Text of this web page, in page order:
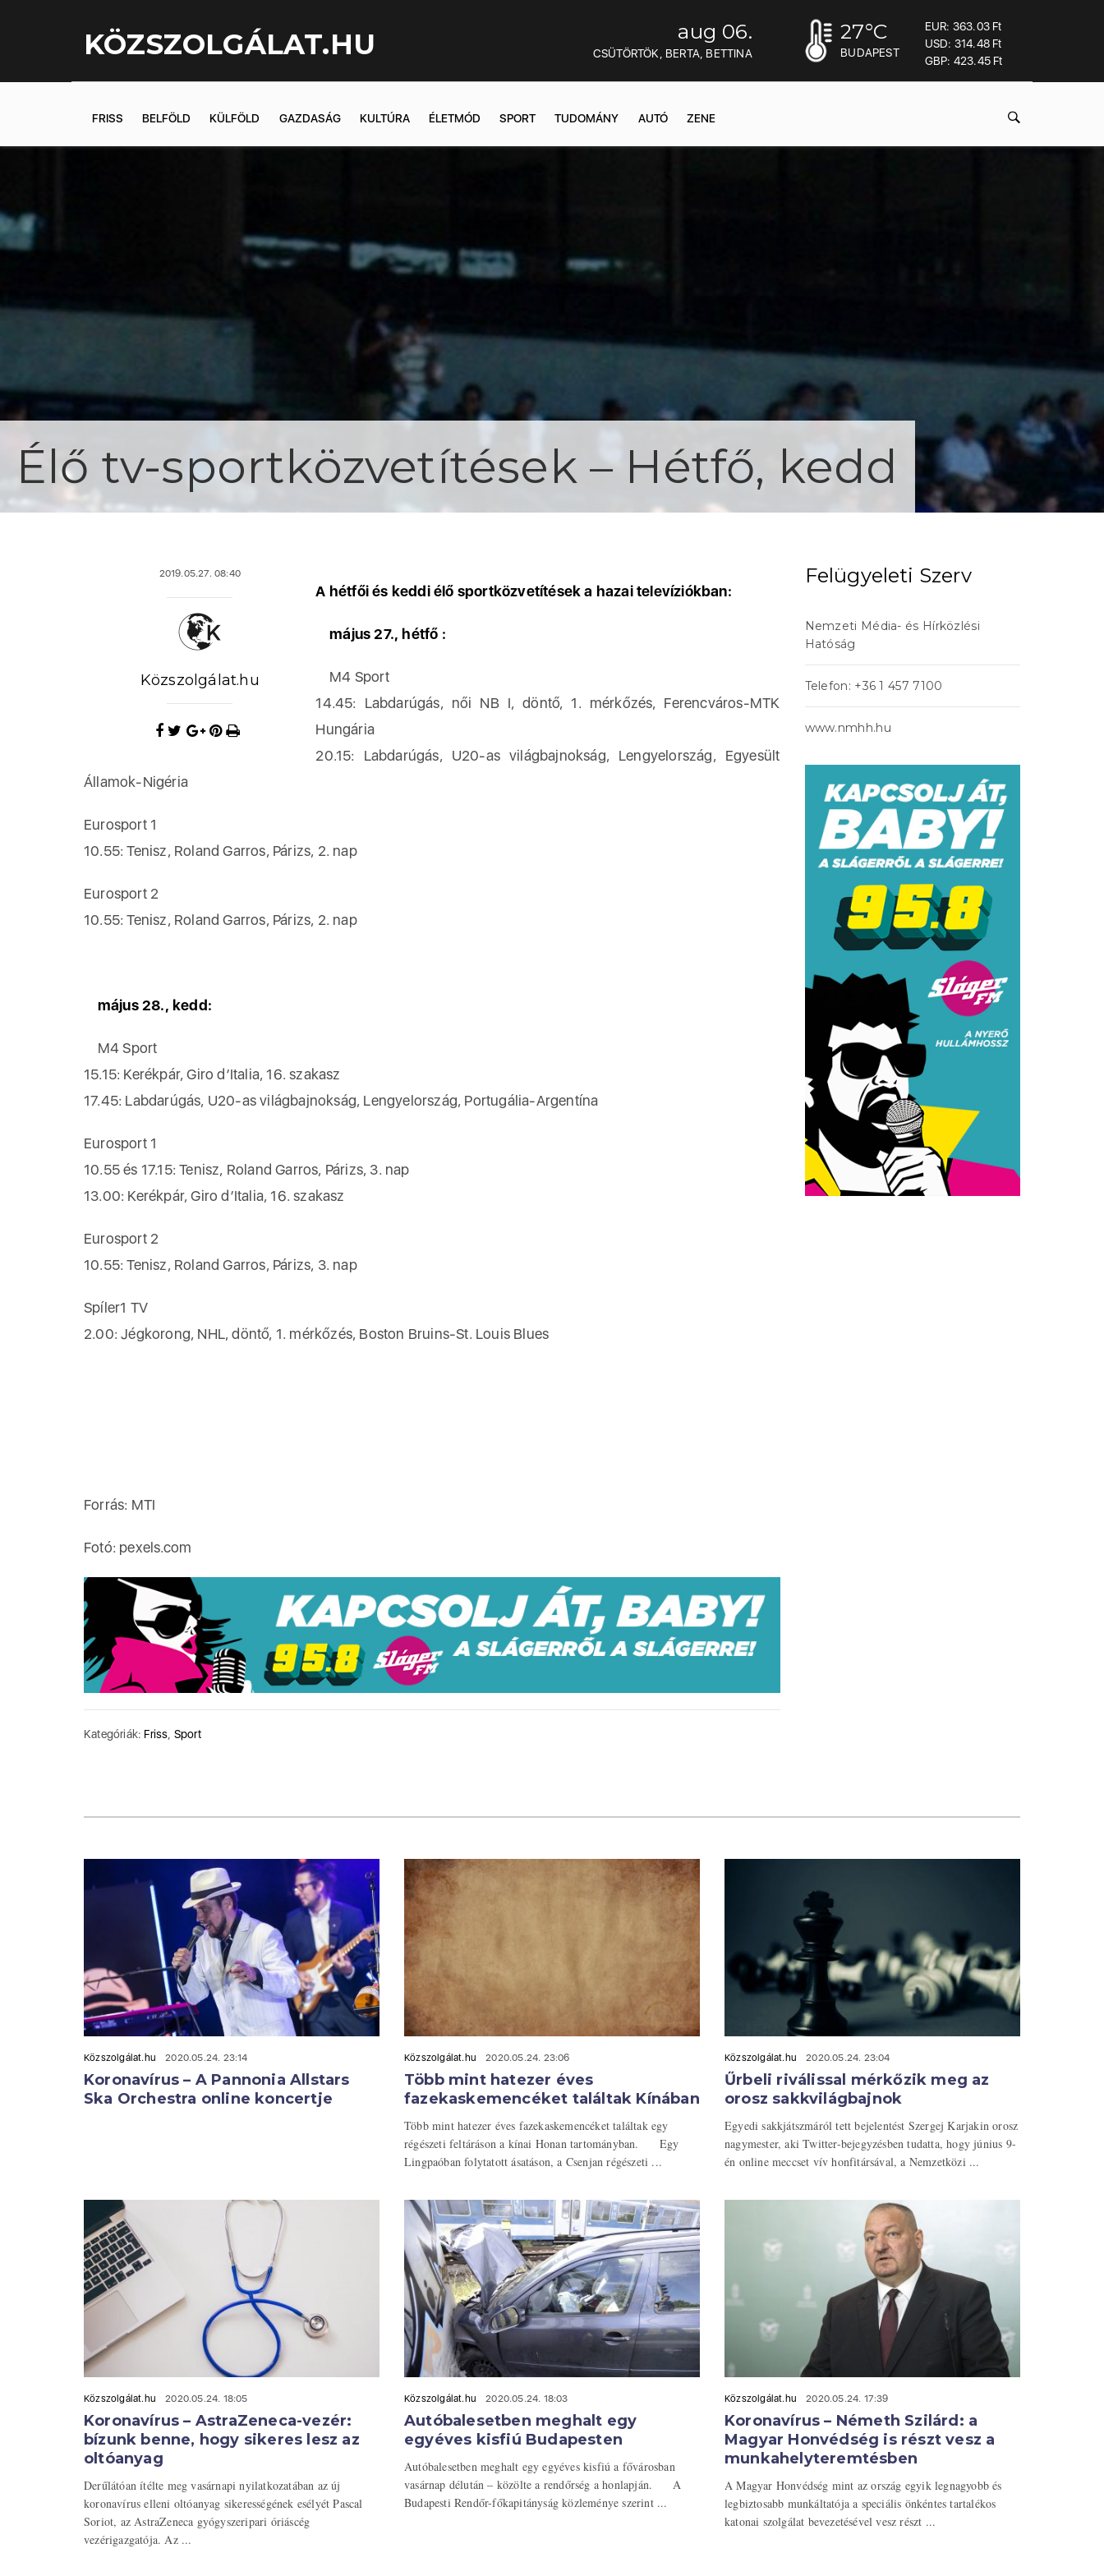
KÖZSZOLGÁLAT.HU aug 06.
CSÜTÖRTÖK, BERTA, BETTINA
27°C
BUDAPEST
EUR: 363.03 Ft
USD: 314.48 Ft
GBP: 423.45 Ft
FRISS BELFÖLD KÜLFÖLD GAZDASÁG KULTÚRA ÉLETMÓD SPORT TUDOMÁNY AUTÓ ZENE
Élő tv-sportközvetítések – Hétfő, kedd
2019.05.27. 08:40
Közszolgálat.hu
A hétfői és keddi élő sportközvetítések a hazai televíziókban:
május 27., hétfő :
M4 Sport
14.45: Labdarúgás, női NB I, döntő, 1. mérkőzés, Ferencváros-MTK
Hungária
20.15: Labdarúgás, U20-as világbajnokság, Lengyelország, Egyesült
Államok-Nigéria
Eurosport 1
10.55: Tenisz, Roland Garros, Párizs, 2. nap
Eurosport 2
10.55: Tenisz, Roland Garros, Párizs, 2. nap
május 28., kedd:
M4 Sport
15.15: Kerékpár, Giro d’Italia, 16. szakasz
17.45: Labdarúgás, U20-as világbajnokság, Lengyelország, Portugália-Argentína
Eurosport 1
10.55 és 17.15: Tenisz, Roland Garros, Párizs, 3. nap
13.00: Kerékpár, Giro d’Italia, 16. szakasz
Eurosport 2
10.55: Tenisz, Roland Garros, Párizs, 3. nap
Spíler1 TV
2.00: Jégkorong, NHL, döntő, 1. mérkőzés, Boston Bruins-St. Louis Blues
Forrás: MTI
Fotó: pexels.com
Kategóriák: Friss, Sport
Felügyeleti Szerv
Nemzeti Média- és Hírközlési
Hatóság
Telefon: +36 1 457 7100
www.nmhh.hu
Közszolgálat.hu 2020.05.24. 23:14
Koronavírus – A Pannonia Allstars
Ska Orchestra online koncertje
Közszolgálat.hu 2020.05.24. 23:06
Több mint hatezer éves
fazekaskemencéket találtak Kínában
Több mint hatezer éves fazekaskemencéket találtak egy
régészeti feltáráson a kínai Honan tartományban. Egy
Lingpaóban folytatott ásatáson, a Csenjan régészeti ...
Közszolgálat.hu 2020.05.24. 23:04
Űrbeli riválissal mérkőzik meg az
orosz sakkvilágbajnok
Egyedi sakkjátszmáról tett bejelentést Szergej Karjakin orosz
nagymester, aki Twitter-bejegyzésben tudatta, hogy június 9-
én online meccset vív honfitársával, a Nemzetközi ...
Közszolgálat.hu 2020.05.24. 18:05
Koronavírus – AstraZeneca-vezér:
bízunk benne, hogy sikeres lesz az
oltóanyag
Derűlátóan ítélte meg vasárnapi nyilatkozatában az új
koronavírus elleni oltóanyag sikerességének esélyét Pascal
Soriot, az AstraZeneca gyógyszeripari óriáscég
vezérigazgatója. Az ...
Közszolgálat.hu 2020.05.24. 18:03
Autóbalesetben meghalt egy
egyéves kisfiú Budapesten
Autóbalesetben meghalt egy egyéves kisfiú a fővárosban
vasárnap délután – közölte a rendőrség a honlapján. A
Budapesti Rendőr-főkapitányság közleménye szerint ...
Közszolgálat.hu 2020.05.24. 17:39
Koronavírus – Németh Szilárd: a
Magyar Honvédség is részt vesz a
munkahelyteremtésben
A Magyar Honvédség mint az ország egyik legnagyobb és
legbiztosabb munkáltatója a speciális önkéntes tartalékos
katonai szolgálat bevezetésével vesz részt ...